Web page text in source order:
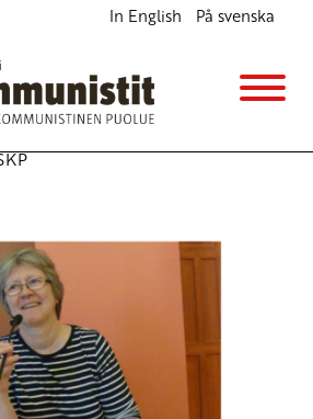
In English På svenska
,media,näkyvyys